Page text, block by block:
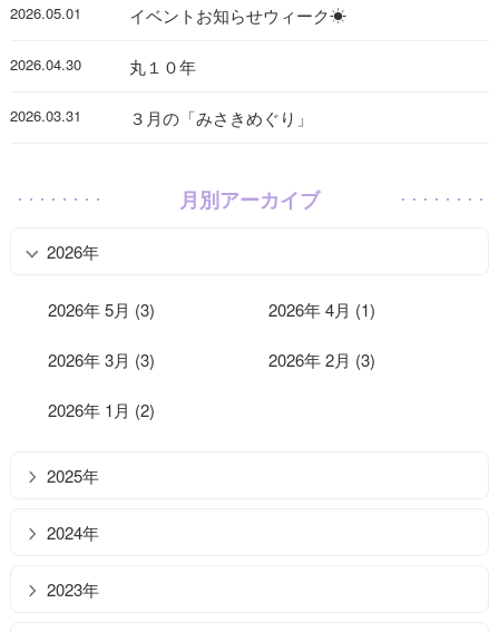
2026.05.01 イベントお知らせウィーク☀
2026.04.30 丸１０年
2026.03.31 ３月の「みさきめぐり」
月別アーカイブ
2026年
2026年 5月 (3) 2026年 4月 (1)
2026年 3月 (3) 2026年 2月 (3)
2026年 1月 (2)
2025年
2024年
2023年